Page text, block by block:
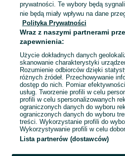
Mapa kategorii
Mapa miejscowości
Mapa ministron
Popularne wyszukiwania
prywatności. Te wybory będą
nie będą miały wpływu na dane
Polityka Prywatności
Wraz z naszymi partnerami
zapewnienia:
Użycie dokładnych danych
skanowanie charakterystyki
Rozumienie odbiorców dzięki
różnych źródeł. Przechowywanie
dostęp do nich. Pomiar
usług. Tworzenie profili w celu
profili w celu spersonalizowanych
ograniczonych danych do wyboru
ograniczonych danych do wyboru
treści. Wykorzystanie profili do
Wykorzystywanie profili w celu
Lista partnerów (dostawców)